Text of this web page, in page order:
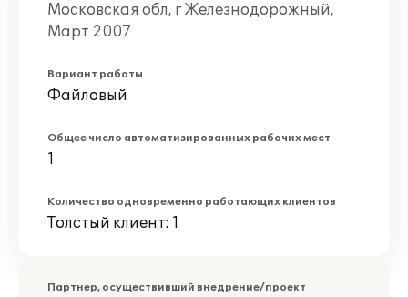
Московская обл, г Железнодорожный,
Март 2007
Вариант работы
Файловый
Общее число автоматизированных рабочих мест
1
Количество одновременно работающих клиентов
Толстый клиент: 1
Партнер, осуществивший внедрение/проект